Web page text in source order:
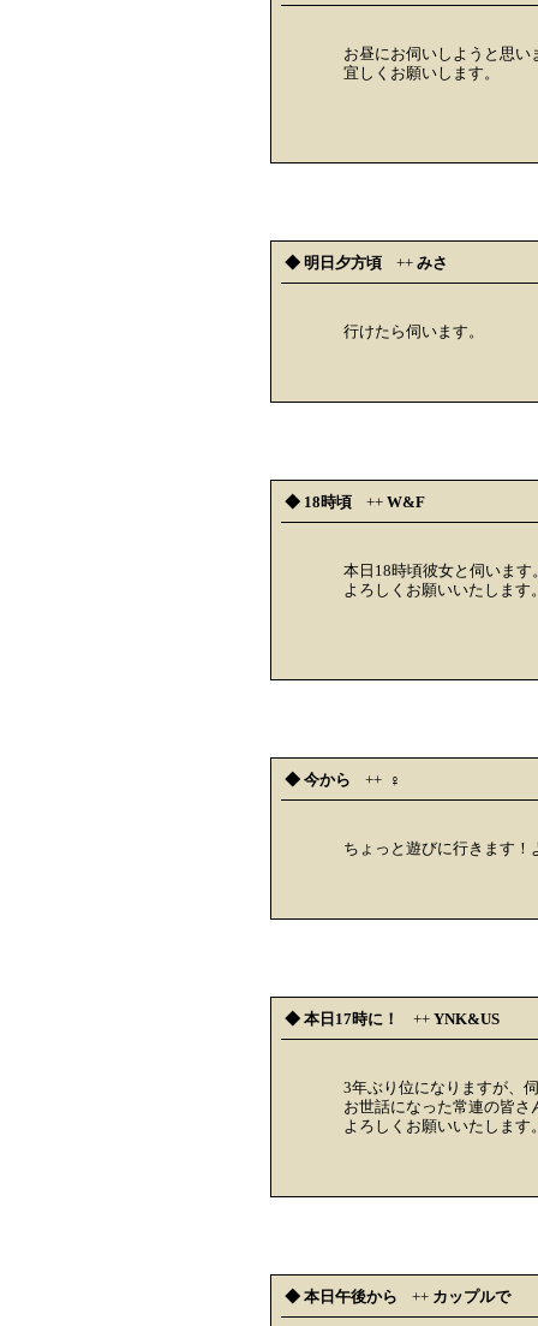
お昼にお伺いしようと思い
宜しくお願いします。
◆ 明日夕方頃 ++ みさ
行けたら伺います。
◆ 18時頃 ++ W&F
本日18時頃彼女と伺います
よろしくお願いいたします
◆ 今から ++ ︎︎ ♀
ちょっと遊びに行きます！
◆ 本日17時に！ ++ YNK&US
3年ぶり位になりますが、
お世話になった常連の皆
よろしくお願いいたします
◆ 本日午後から ++ カップルで